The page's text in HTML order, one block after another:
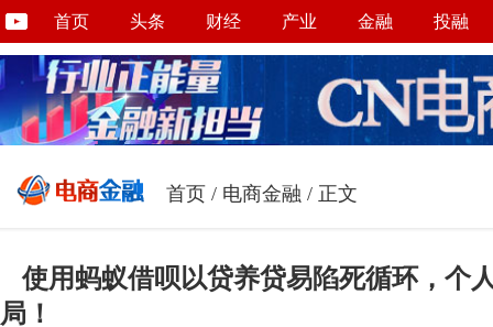
首页 头条 财经 产业 金融 投融
首页 / 电商金融 / 正文
使用蚂蚁借呗以贷养贷易陷死循环，个
局！